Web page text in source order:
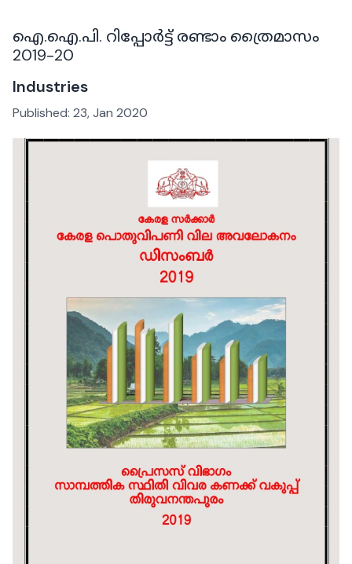
ഐ.ഐ.പി. റിപ്പോർട്ട് രണ്ടാം ത്രൈമാസം
2019-20
Industries
Published: 23, Jan 2020